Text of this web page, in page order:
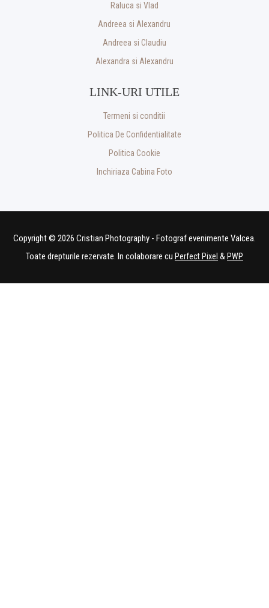
Raluca si Vlad
Andreea si Alexandru
Andreea si Claudiu
Alexandra si Alexandru
LINK-URI UTILE
Termeni si conditii
Politica De Confidentialitate
Politica Cookie
Inchiriaza Cabina Foto
Copyright © 2026 Cristian Photography - Fotograf evenimente Valcea.
Toate drepturile rezervate. In colaborare cu Perfect Pixel & PWP